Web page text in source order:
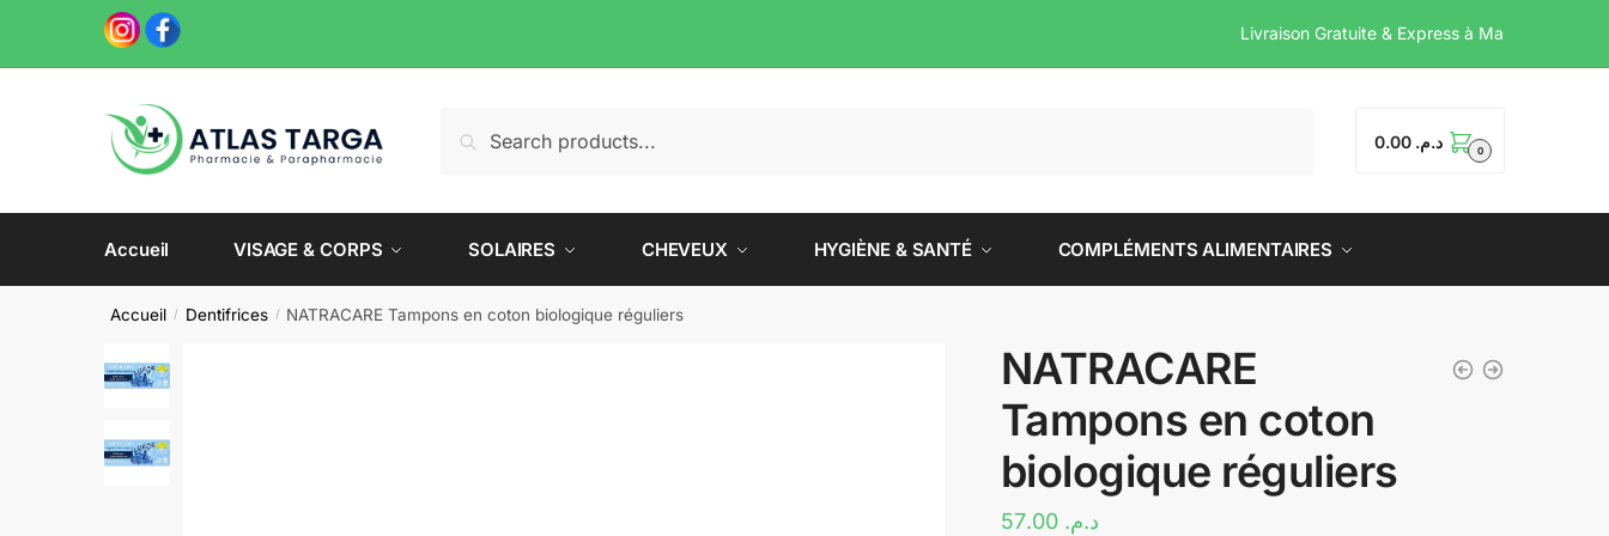
navigation
content
Livraison Gratuite &
pour :
د.م. 0.00 0
Accueil VISAGE & CORPS SOLAIRES CHEVEUX HYGIÈNE & SANTÉ COMPLÉMENTS ALIMENTAIRES
Accueil / Dentifrices / NATRACARE Tampons en coton biologique réguliers
NATRACARE
Tampons en coton
biologique réguliers
د.م. 57.00